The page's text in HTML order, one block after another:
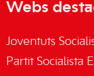
Webs
Joventuts
Partit Socialista